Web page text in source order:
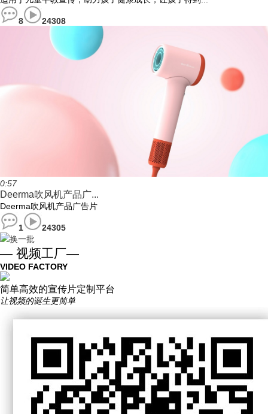
8 24308
0:57
Deerma吹风机产品广...
Deerma吹风机产品广告片
1
24305
换一批
— 视频工厂—
VIDEO FACTORY
简单高效的宣传片定制平台
让视频的诞生更简单